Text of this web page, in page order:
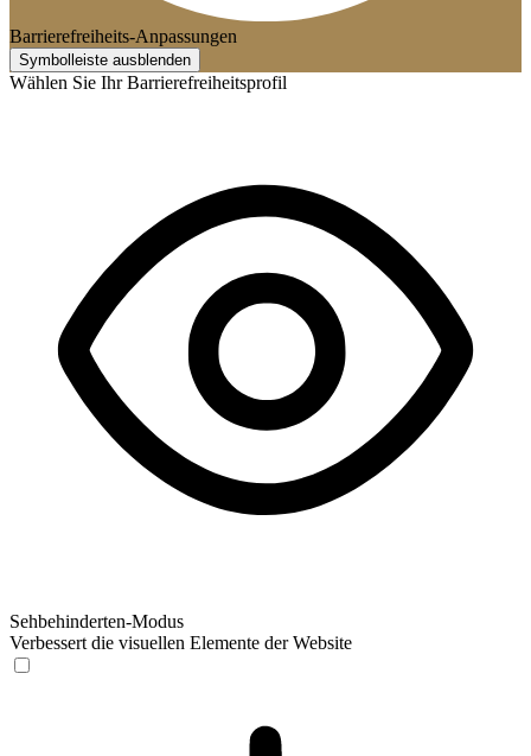
Barrierefreiheits-Anpassungen
Symbolleiste ausblenden
Wählen Sie Ihr Barrierefreiheitsprofil
Sehbehinderten-Modus
Verbessert die visuellen Elemente der Website